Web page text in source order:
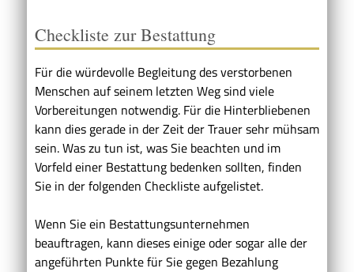
Checkliste zur Bestattung
Für die würdevolle Begleitung des verstorbenen
Menschen auf seinem letzten Weg sind viele
Vorbereitungen notwendig. Für die Hinterbliebenen
kann dies gerade in der Zeit der Trauer sehr mühsam
sein. Was zu tun ist, was Sie beachten und im
Vorfeld einer Bestattung bedenken sollten, finden
Sie in der folgenden Checkliste aufgelistet.
Wenn Sie ein Bestattungsunternehmen
beauftragen, kann dieses einige oder sogar alle der
angeführten Punkte für Sie gegen Bezahlung